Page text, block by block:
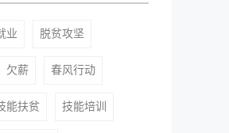
业 脱贫攻坚
欠薪 春风行动
能扶贫 技能培训